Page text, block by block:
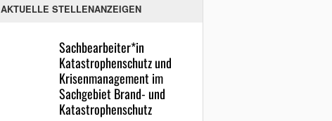
AKTUELLE STELLENANZEIGEN
Sachbearbeiter*in
Katastrophenschutz und
Krisenmanagement im
Sachgebiet Brand- und
Katastrophenschutz